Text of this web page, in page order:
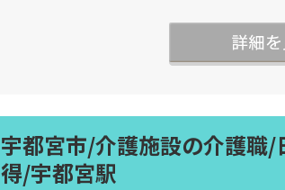
宇都宮市/介護施設の介護職
得/宇都宮駅